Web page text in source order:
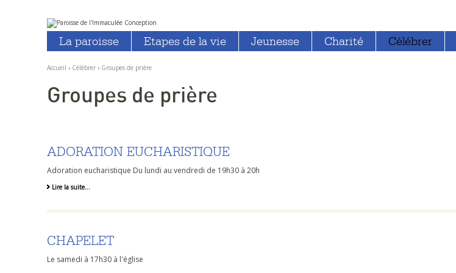
Aller
au
contenu.
à
Outils
personnels
La paroisse Etapes de la vie Jeunesse Charité Célébrer
Accueil › Célébrer › Groupes de prière
Groupes de prière
ADORATION EUCHARISTIQUE
Adoration eucharistique Du lundi au vendredi de 19h30 à 20h
Lire la suite…
CHAPELET
Le samedi à 17h30 à l'église